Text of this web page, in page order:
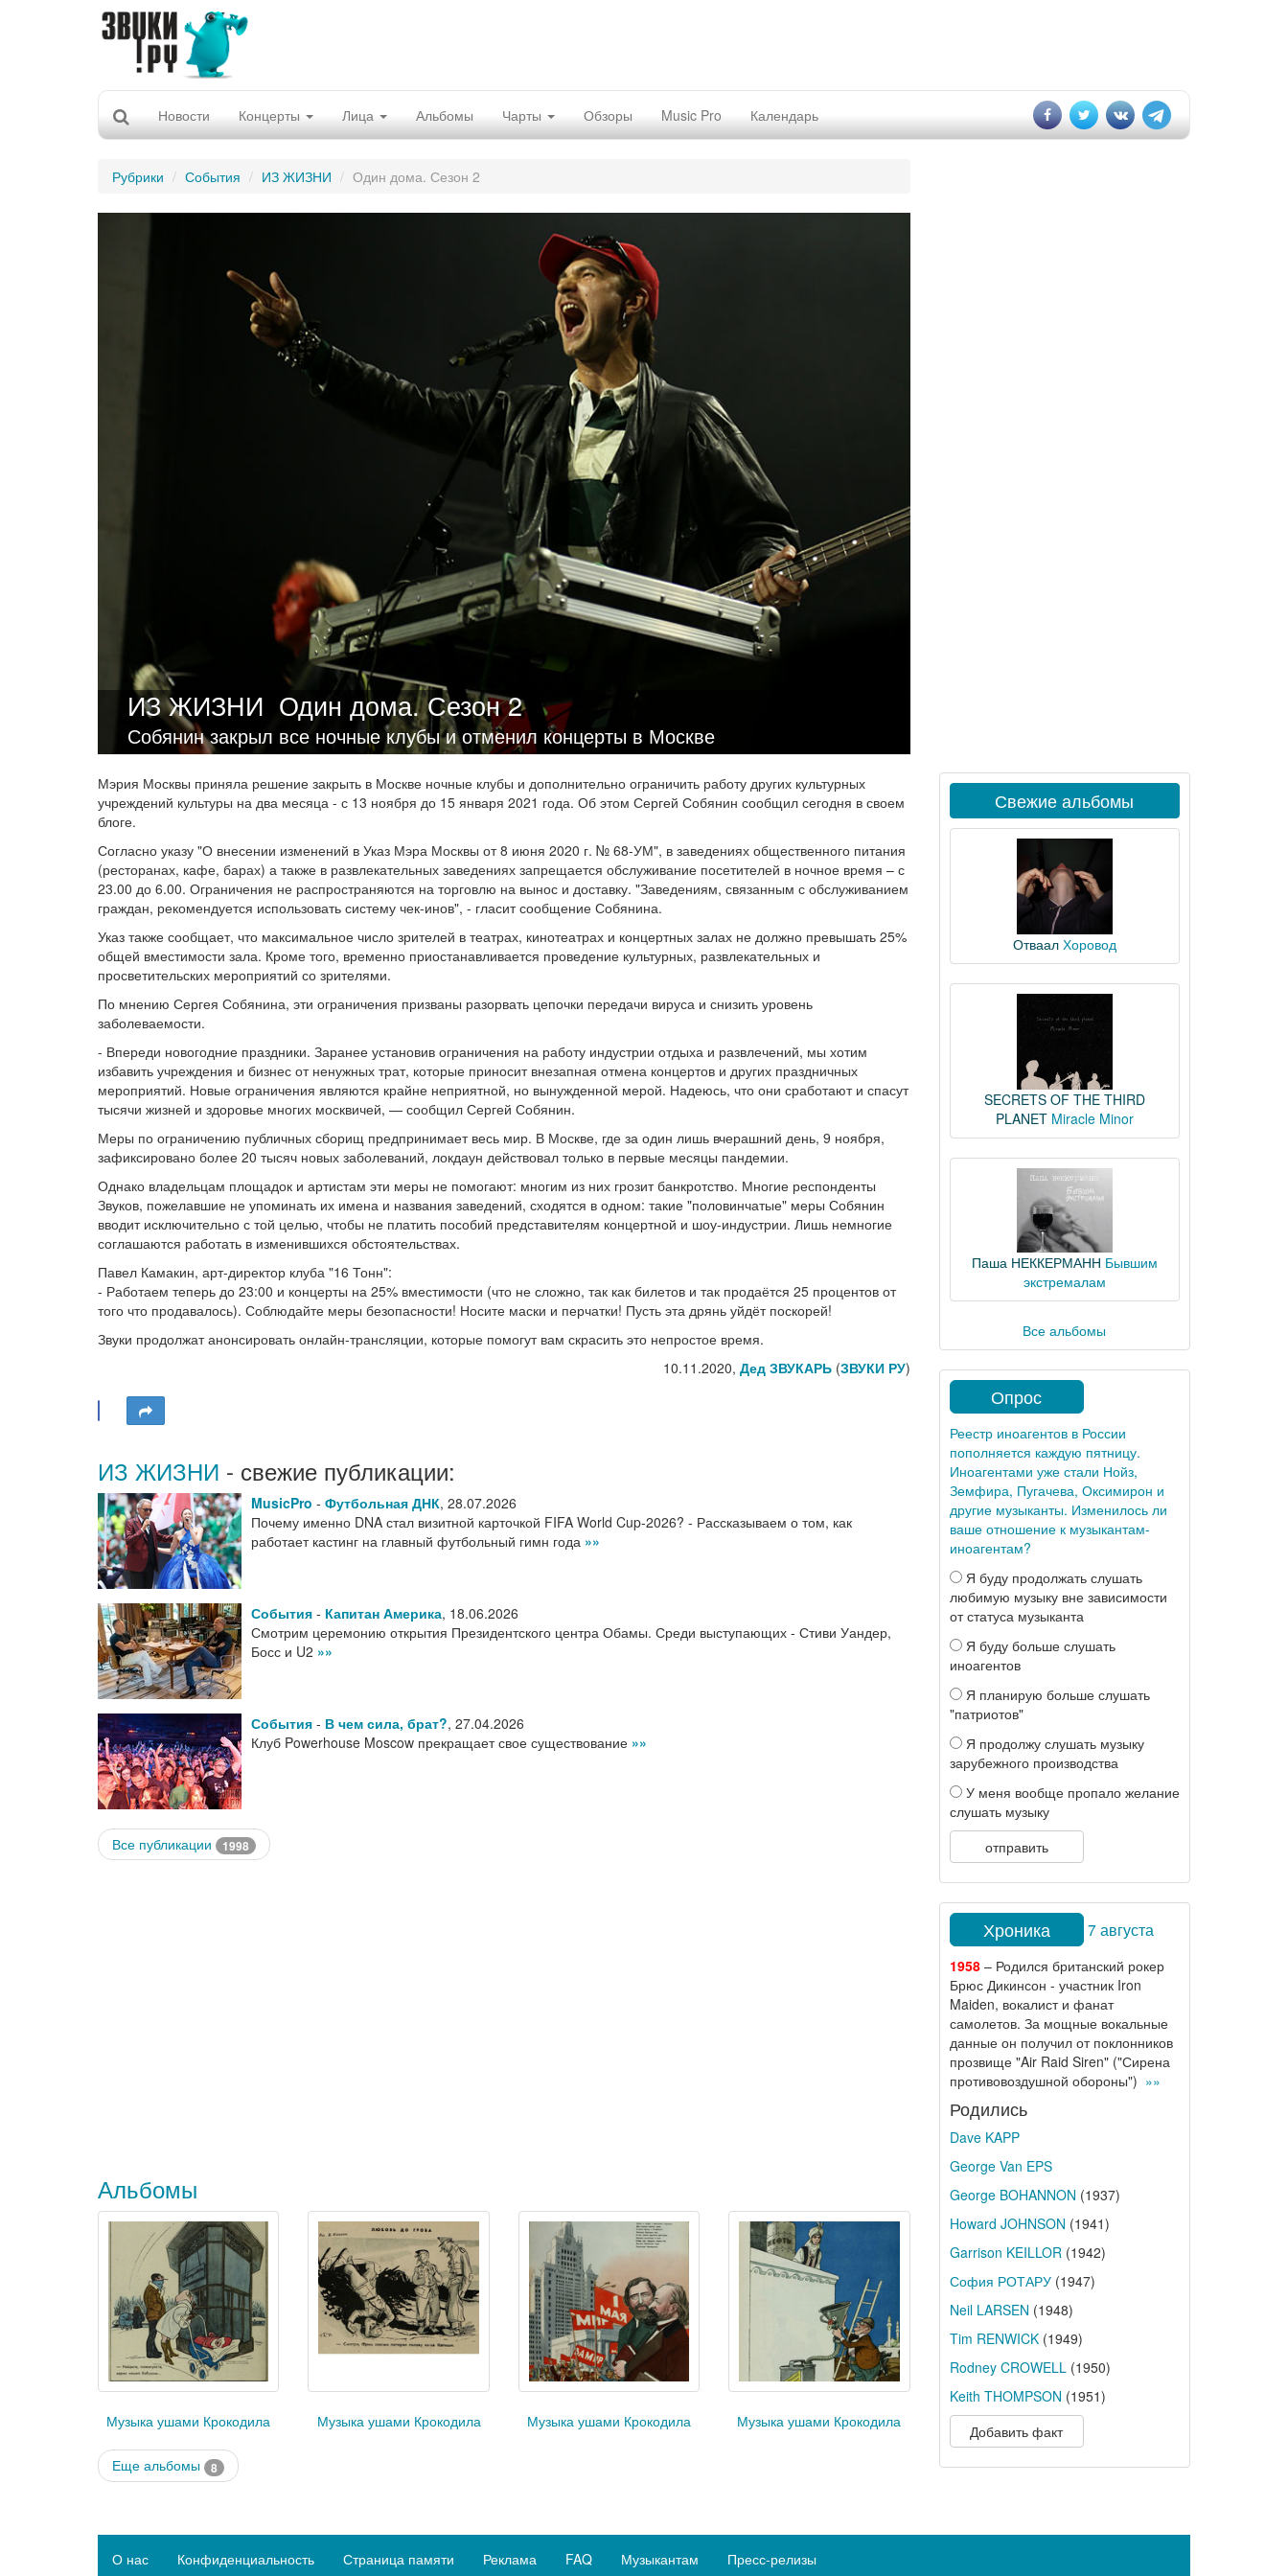
Новости Концерты Лица Альбомы Чарты Обзоры Music Pro Календарь
Рубрики События ИЗ ЖИЗНИ Один дома. Сезон 2
ИЗ ЖИЗНИ Один дома. Сезон 2
Собянин закрыл все ночные клубы и отменил концерты в Москве
Мэрия Москвы приняла решение закрыть в Москве ночные клубы и дополнительно ограничить работу других культурных
учреждений культуры на два месяца - с 13 ноября до 15 января 2021 года. Об этом Сергей Собянин сообщил сегодня в своем
блоге.
Согласно указу "О внесении изменений в Указ Мэра Москвы от 8 июня 2020 г. № 68-УМ", в заведениях общественного питания
(ресторанах, кафе, барах) а также в развлекательных заведениях запрещается обслуживание посетителей в ночное время – с
23.00 до 6.00. Ограничения не распространяются на торговлю на вынос и доставку. "Заведениям, связанным с обслуживанием
граждан, рекомендуется использовать систему чек-инов", - гласит сообщение Собянина.
Указ также сообщает, что максимальное число зрителей в театрах, кинотеатрах и концертных залах не должно превышать 25%
общей вместимости зала. Кроме того, временно приостанавливается проведение культурных, развлекательных и
просветительских мероприятий со зрителями.
По мнению Сергея Собянина, эти ограничения призваны разорвать цепочки передачи вируса и снизить уровень
заболеваемости.
- Впереди новогодние праздники. Заранее установив ограничения на работу индустрии отдыха и развлечений, мы хотим
избавить учреждения и бизнес от ненужных трат, которые приносит внезапная отмена концертов и других праздничных
мероприятий. Новые ограничения являются крайне неприятной, но вынужденной мерой. Надеюсь, что они сработают и спасут
тысячи жизней и здоровье многих москвичей, — сообщил Сергей Собянин.
Меры по ограничению публичных сборищ предпринимает весь мир. В Москве, где за один лишь вчерашний день, 9 ноября,
зафиксировано более 20 тысяч новых заболеваний, локдаун действовал только в первые месяцы пандемии.
Однако владельцам площадок и артистам эти меры не помогают: многим из них грозит банкротство. Многие респонденты
Звуков, пожелавшие не упоминать их имена и названия заведений, сходятся в одном: такие "половинчатые" меры Собянин
вводит исключительно с той целью, чтобы не платить пособий представителям концертной и шоу-индустрии. Лишь немногие
соглашаются работать в изменившихся обстоятельствах.
Павел Камакин, арт-директор клуба "16 Тонн":
- Работаем теперь до 23:00 и концерты на 25% вместимости (что не сложно, так как билетов и так продаётся 25 процентов от
того что продавалось). Соблюдайте меры безопасности! Носите маски и перчатки! Пусть эта дрянь уйдёт поскорей!
Звуки продолжат анонсировать онлайн-трансляции, которые помогут вам скрасить это непростое время.
10.11.2020, Дед ЗВУКАРЬ(ЗВУКИ РУ)
ИЗ ЖИЗНИ - свежие публикации:
MusicPro - Футбольная ДНК, 28.07.2026
Почему именно DNA стал визитной карточкой FIFA World Cup-2026? - Рассказываем о том, как
работает кастинг на главный футбольный гимн года »»
События - Капитан Америка, 18.06.2026
Смотрим церемонию открытия Президентского центра Обамы. Среди выступающих - Стиви Уандер,
Босс и U2 »»
События - В чем сила, брат?, 27.04.2026
Клуб Powerhouse Moscow прекращает свое существование »»
Все публикации 1998
Альбомы
Музыка ушами Крокодила Музыка ушами Крокодила Музыка ушами Крокодила Музыка ушами Крокодила
Еще альбомы 8
Свежие альбомы
Отваал Хоровод
SECRETS OF THE THIRD
PLANET Miracle Minor
Паша НЕККЕРМАНН Бывшим
экстремалам
Все альбомы
Опрос
Реестр иноагентов в России
пополняется каждую пятницу.
Иноагентами уже стали Нойз,
Земфира, Пугачева, Оксимирон и
другие музыканты. Изменилось ли
ваше отношение к музыкантам-
иноагентам?
Я буду продолжать слушать
любимую музыку вне зависимости
от статуса музыканта
Я буду больше слушать
иноагентов
Я планирую больше слушать
"патриотов"
Я продолжу слушать музыку
зарубежного производства
У меня вообще пропало желание
слушать музыку
отправить
Хроника 7 августа
1958– Родился британский рокер
Брюс Дикинсон - участник Iron
Maiden, вокалист и фанат
самолетов. За мощные вокальные
данные он получил от поклонников
прозвище "Air Raid Siren" ("Сирена
противовоздушной обороны") »»
Родились
Dave KAPP
George Van EPS
George BOHANNON (1937)
Howard JOHNSON (1941)
Garrison KEILLOR(1942)
София РОТАРУ(1947)
Neil LARSEN (1948)
Tim RENWICK(1949)
Rodney CROWELL(1950)
Keith THOMPSON (1951)
Добавить факт
О нас Конфиденциальность Страница памяти Реклама FAQ Музыкантам Пресс-релизы